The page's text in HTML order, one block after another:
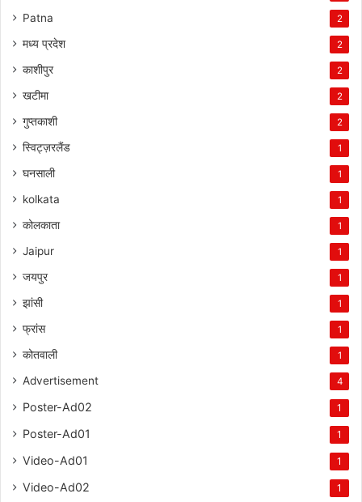
Patna 2
मध्य प्रदेश 2
काशीपुर 2
खटीमा 2
गुप्तकाशी 2
स्विट्ज़रलैंड 1
घनसाली 1
kolkata 1
कोलकाता 1
Jaipur 1
जयपुर 1
झांसी 1
फ्रांस 1
कोतवाली 1
Advertisement 4
Poster-Ad02 1
Poster-Ad01 1
Video-Ad01 1
Video-Ad02 1